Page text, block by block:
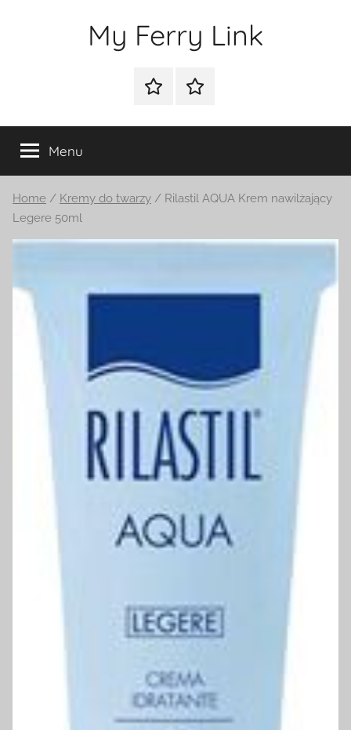
My Ferry Link
Sklep Blog
Menu
Home / Kremy do twarzy / Rilastil AQUA Krem nawilżający
Legere 50ml